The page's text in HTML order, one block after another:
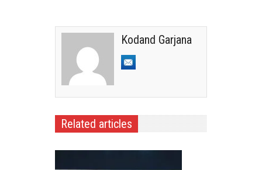
Kodand Garjana
Related articles